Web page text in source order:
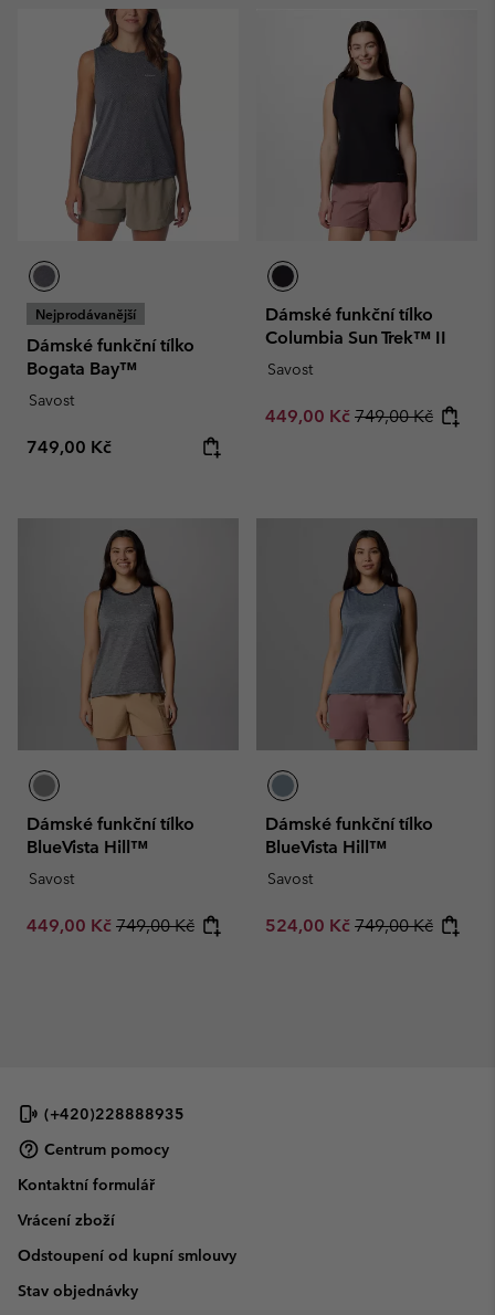
Nejprodávanější
Dámské funkční tílko
Bogata Bay™
Savost
Regular price:
749,00 Kč
Dámské funkční tílko
Columbia Sun Trek™ II
Savost
Sale price:
449,00 Kč Regular price:
749,00 Kč
Dámské funkční tílko
BlueVista Hill™
Savost
Sale price:
449,00 Kč Regular price:
749,00 Kč
Dámské funkční tílko
BlueVista Hill™
Savost
Sale price:
524,00 Kč Regular price:
749,00 Kč
(+420)228888935
Centrum pomocy
Kontaktní formulář
Vrácení zboží
Odstoupení od kupní smlouvy
Stav objednávky